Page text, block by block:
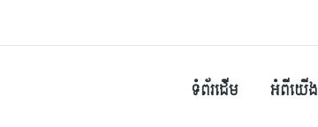
ទំព័រដើម អំពីយើង